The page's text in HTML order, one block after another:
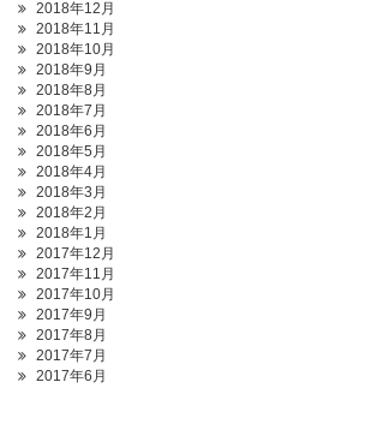
2018年12月
2018年11月
2018年10月
2018年9月
2018年8月
2018年7月
2018年6月
2018年5月
2018年4月
2018年3月
2018年2月
2018年1月
2017年12月
2017年11月
2017年10月
2017年9月
2017年8月
2017年7月
2017年6月